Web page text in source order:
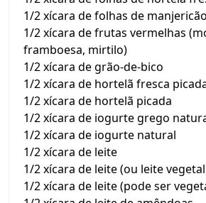
1/2 xícara de folhas de
1/2 xícara de frutas vermelhas
framboesa, mirtilo)
1/2 xícara de grão-de-bico
1/2 xícara de hortelã fresca
1/2 xícara de hortelã picada
1/2 xícara de iogurte grego
1/2 xícara de iogurte natural
1/2 xícara de leite
1/2 xícara de leite (ou leite
1/2 xícara de leite (pode ser